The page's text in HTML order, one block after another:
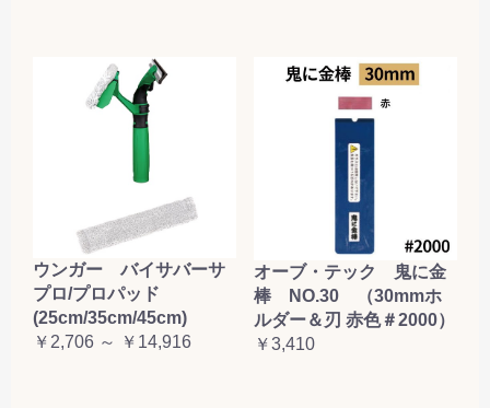
ウンガー バイサバーサ
プロ/プロパッド
(25cm/35cm/45cm)
￥2,706 ～ ￥14,916
オーブ・テック 鬼に金
棒 NO.30 （30mmホ
ルダー＆刃 赤色＃2000）
￥3,410